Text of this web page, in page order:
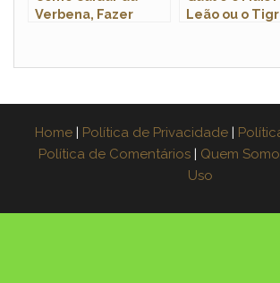
Verbena, Fazer
Leão ou o
Home Política de Privacidade
Política de Comentários
Quem
Uso